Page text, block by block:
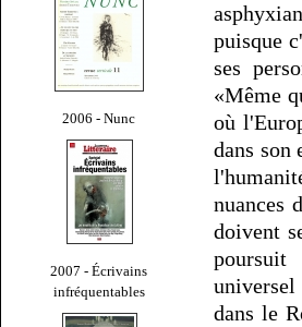
2006 - Nunc
2007 - Écrivains
infréquentables
puisque
ses
«Même
où
dans son
nuances
doivent
dans le